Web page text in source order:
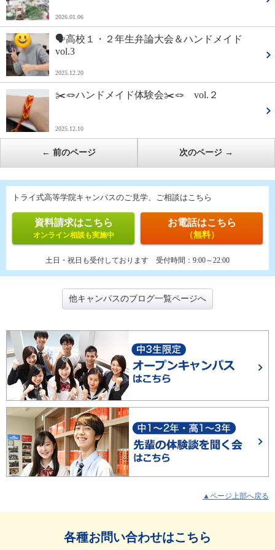
2026.01.06
🗣️高校１・２年生弁論大会＆ハンドメイド
vol.3
2025.12.20
✂️🪢ハンドメイド体験会✂️🪢 vol.２
2025.12.10
← 前のページ 次のページ →
トライ式高等学院キャンパスのご見学、ご相談はこちら
資料請求はこちら
オンライン相談も実施中
お電話はこちら
（無料）
土日・祝日も受付しております 受付時間： 9:00～22:00
他キャンパスのブログ一覧ページへ
▲ページ上部へ戻る
各種お問い合わせはこちら